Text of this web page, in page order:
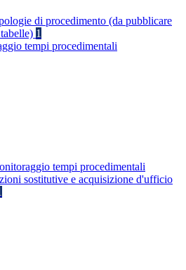
di procedimento (da pubblicare
1
tempi procedimentali
tempi procedimentali
sostitutive e acquisizione d'ufficio